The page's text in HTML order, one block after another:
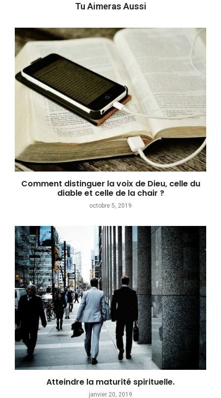
Tu Aimeras Aussi
Comment distinguer la voix de Dieu, celle du
diable et celle de la chair ?
octobre 5, 2019
Atteindre la maturité spirituelle.
janvier 20, 2019